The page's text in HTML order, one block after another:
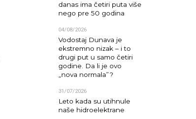
danas ima četiri puta više
nego pre 50 godina
04/08/2026
Vodostaj Dunava je
ekstremno nizak – i to
drugi put u samo četiri
godine. Da li je ovo
„nova normala”?
31/07/2026
Leto kada su utihnule
naše hidroelektrane